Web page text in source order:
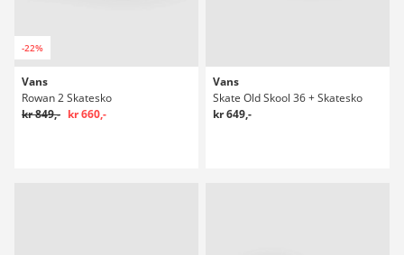
-22%
Vans
Rowan 2 Skatesko
kr 849,- kr 660,-
Vans
Skate Old Skool 36 + Skatesko
kr 649,-